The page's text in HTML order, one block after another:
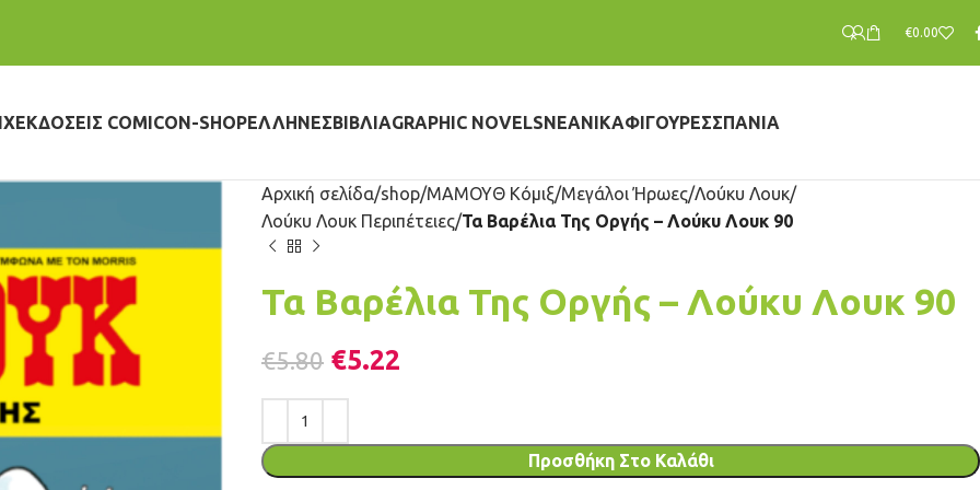
€0.00
ΕΚΔΌΣΕΙΣ COMICON-SHOPΈΛΛΗΝΕΣΒΙΒΛΊΑGRAPHIC NOVELSΝΕΑΝΙΚΆΦΙΓΟΎΡΕΣΣΠΆΝΙΑ
Αρχική σελίδα shop ΜΑΜΟΥΘ Κόμιξ Μεγάλοι Ήρωες Λούκυ Λουκ
Λούκυ Λουκ Περιπέτειες Τα Βαρέλια Της Οργής – Λούκυ Λουκ 90
Τα Βαρέλια Της Οργής – Λούκυ Λουκ 90
€5.80 €5.22
Προσθήκη Στο Καλάθι